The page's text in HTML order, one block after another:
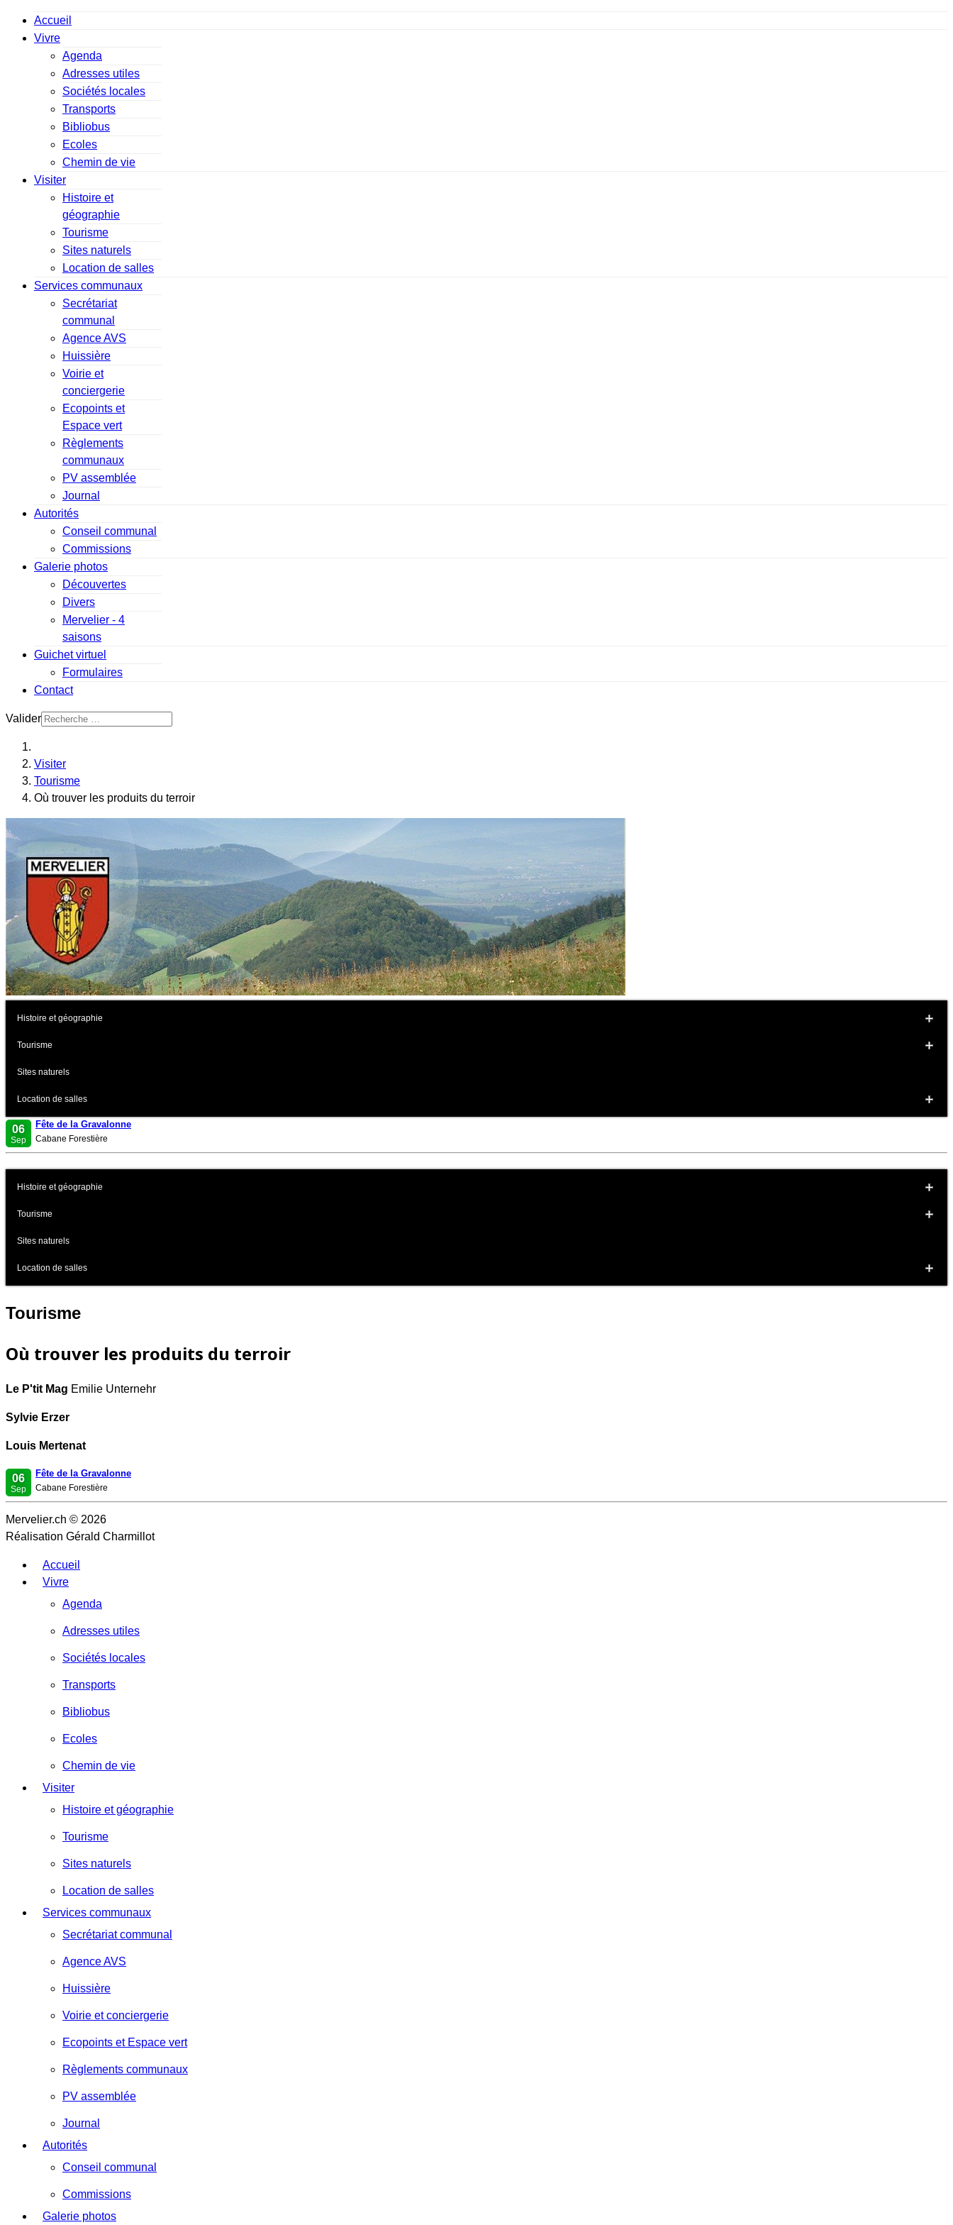
Accueil
Vivre
Agenda
Adresses utiles
Sociétés locales
Transports
Bibliobus
Ecoles
Chemin de vie
Visiter
Histoire et
géographie
Tourisme
Sites naturels
Location de salles
Services communaux
Secrétariat
communal
Agence AVS
Huissière
Voirie et
conciergerie
Ecopoints et
Espace vert
Règlements
communaux
PV assemblée
Journal
Autorités
Conseil communal
Commissions
Galerie photos
Découvertes
Divers
Mervelier - 4
saisons
Guichet virtuel
Formulaires
Contact
Valider
Visiter
Tourisme
Où trouver les produits du terroir
Histoire et géographie
Tourisme
Sites naturels
Location de salles
06
Sep
Fête de la Gravalonne
Cabane Forestière
Histoire et géographie
Tourisme
Sites naturels
Location de salles
Tourisme
Où trouver les produits du terroir
Le P'tit Mag Emilie Unternehr
Sylvie Erzer
Louis Mertenat
06
Sep
Fête de la Gravalonne
Cabane Forestière
Mervelier.ch © 2026
Réalisation Gérald Charmillot
Accueil
Vivre
Agenda
Adresses utiles
Sociétés locales
Transports
Bibliobus
Ecoles
Chemin de vie
Visiter
Histoire et géographie
Tourisme
Sites naturels
Location de salles
Services communaux
Secrétariat communal
Agence AVS
Huissière
Voirie et conciergerie
Ecopoints et Espace vert
Règlements communaux
PV assemblée
Journal
Autorités
Conseil communal
Commissions
Galerie photos